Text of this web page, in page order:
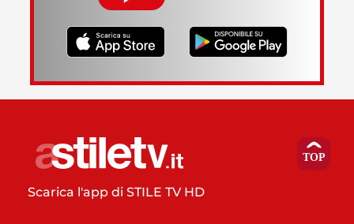
Scarica l'app di STILE TV HD